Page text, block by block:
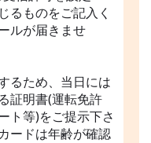
るものをご記入く
ルが届きませ
るため、当日には
証明書(運転免許
ト等)をご提示下さ
ードは年齢が確認